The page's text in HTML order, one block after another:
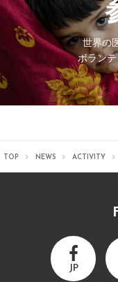
世界の
ボラン
TOP NEWS ACTIVITY
JP